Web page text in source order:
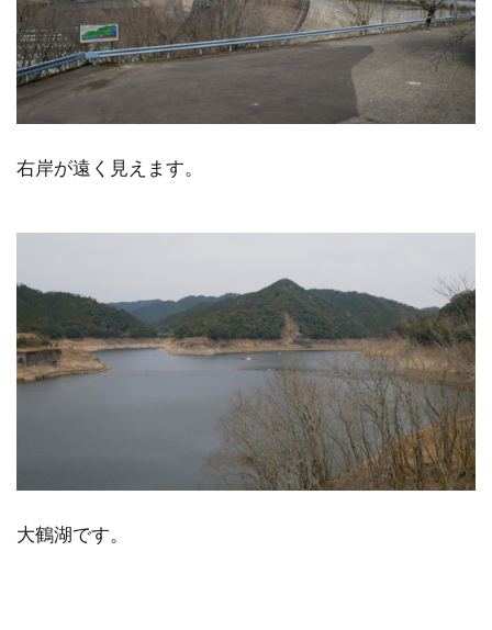
右岸が遠く見えます。
大鶴湖です。